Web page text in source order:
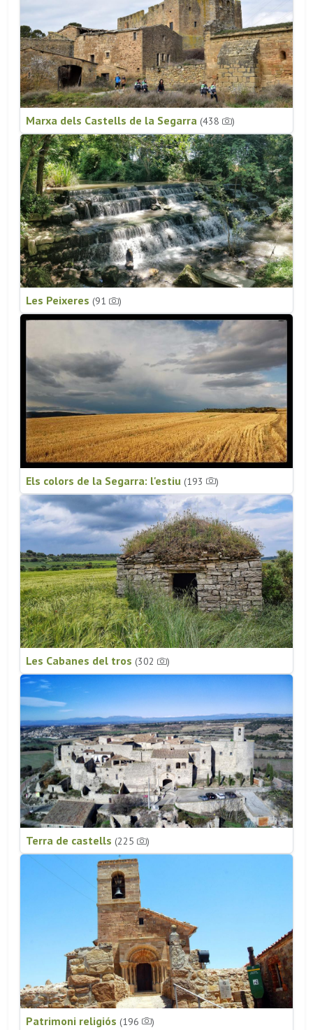
Marxa dels Castells de la Segarra (438 )
Les Peixeres (91 )
Els colors de la Segarra: l'estiu (193 )
Les Cabanes del tros (302 )
Terra de castells (225 )
Patrimoni religiós (196 )